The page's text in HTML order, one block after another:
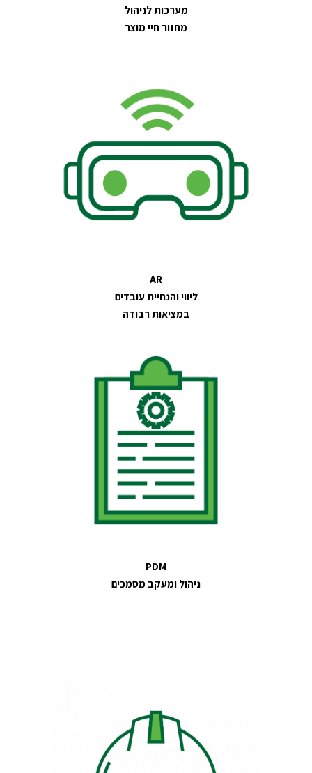
מערכות לניהול
מחזור חיי מוצר
AR
ליווי והנחיית עובדים
במציאות רבודה
PDM
ניהול ומעקב מסמכים